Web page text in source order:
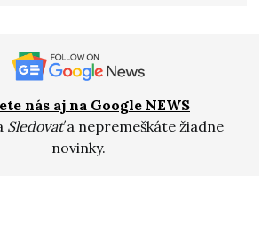
nás aj na Google NEWS
Sledovaťa nepremeškáte žiadne
novinky.